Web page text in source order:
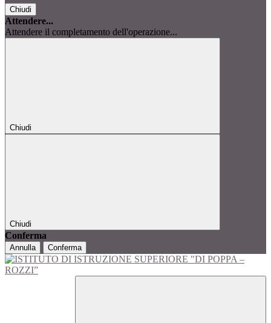
Chiudi
Attendere...
Attendere il completamento dell'operazione...
Chiudi
Chiudi
Conferma
Annulla Conferma